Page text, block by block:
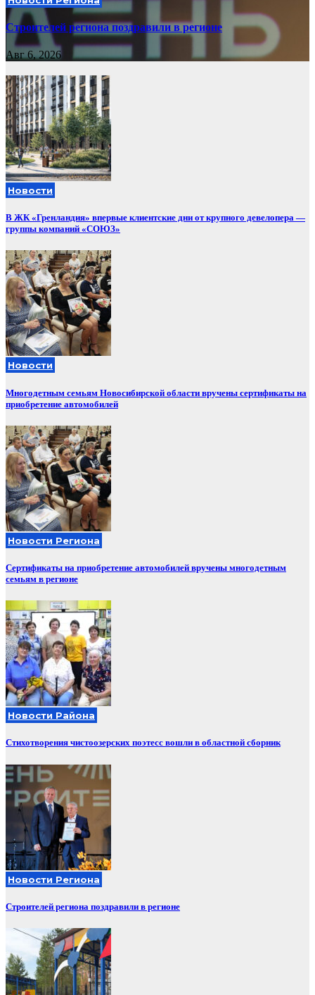
Строителей региона поздравили в регионе
Авг 6, 2026
Новости
В ЖК «Гренландия» впервые клиентские дни от крупного девелопера —
группы компаний «СОЮЗ»
Новости
Многодетным семьям Новосибирской области вручены сертификаты на
приобретение автомобилей
Новости Региона
Сертификаты на приобретение автомобилей вручены многодетным
семьям в регионе
Новости Района
Стихотворения чистоозерских поэтесс вошли в областной сборник
Новости Региона
Строителей региона поздравили в регионе